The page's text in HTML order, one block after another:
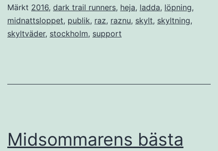
Märkt 2016, dark trail runners, heja, ladda, löpning,
midnattsloppet, publik, raz, raznu, skylt, skyltning,
skyltväder, stockholm, support
Midsommarens bästa